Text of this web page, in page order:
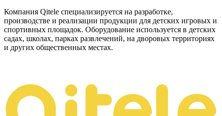
Компания Qitele специализируется на разработке,
производстве и реализации продукции для детских игровых и
спортивных площадок. Оборудование используется в детских
садах, школах, парках развлечений, на дворовых территориях
и других общественных местах.